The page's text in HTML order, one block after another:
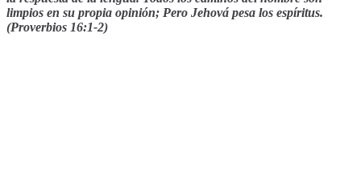
limpios en su propia opinión; Pero Jehová pesa los espíritus.
(Proverbios 16:1-2)